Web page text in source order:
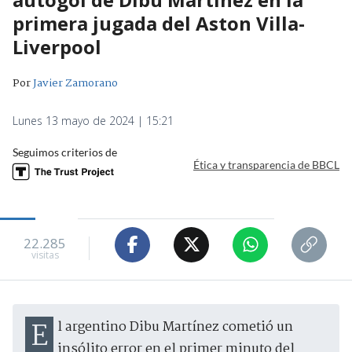
primera jugada del Aston Villa-
Liverpool
PorJavier Zamorano
Lunes 13 mayo de 2024 | 15:21
Seguimos criterios de
Ética y transparencia de BBCL
22.285
visitas
El argentino Dibu Martínez cometió un